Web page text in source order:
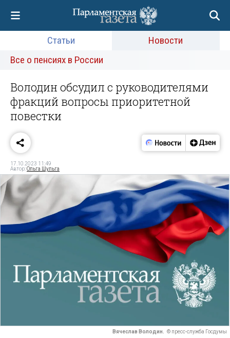
Статьи
Новости
Все о пенсиях в России
Володин обсудил с руководителями
фракций вопросы приоритетной
повестки
17.10.2023 11:49
Автор:Ольга Шульга
Вячеслав Володин. © пресс-служба Госдумы